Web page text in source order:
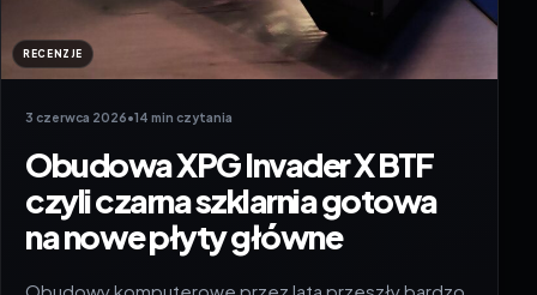
RECENZJE
3 czerwca 2026•14 min czytania
Obudowa XPG Invader X BTF
czyli czarna szklarnia gotowa
na nowe płyty główne